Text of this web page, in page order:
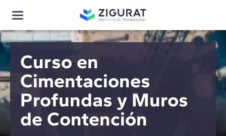
Curso en
Cimentaciones
Profundas y Muros
de Contención